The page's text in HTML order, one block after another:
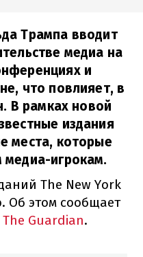
Трампа вводит
медиа на
и
что повлияет, в
В рамках новой
издания
места, которые
игрокам.
The New York
Об этом сообщает
The Guardian.